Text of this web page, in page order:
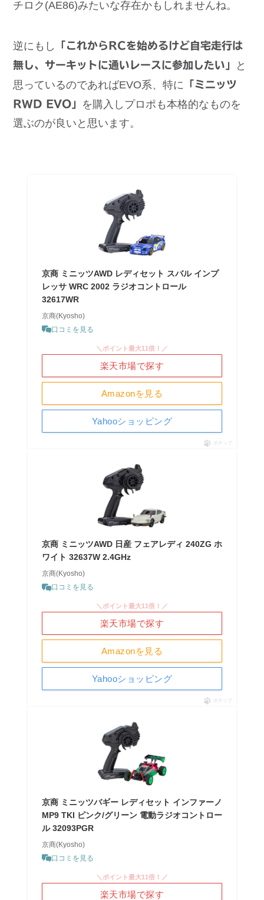
チロク(AE86)みたいな存在かもしれませんね。
逆にもし
「これからRCを始めるけど自宅走行は
無し、サーキットに通いレースに参加したい」
と
思っているのであればEVO系、特に
「ミニッツ
RWD EVO」 を購入しプロポも本格的なものを
選ぶのが良いと思います。
京商 ミニッツAWD レディセット スバル インプ
レッサ WRC 2002 ラジオコントロール
32617WR
京商(Kyosho)
口コミを見る
Amazonを見る
＼ポイント最大11倍！／
楽天市場で探す
Yahooショッピング
ポチップ
京商 ミニッツAWD 日産 フェアレディ 240ZG ホ
ワイト 32637W 2.4GHz
京商(Kyosho)
口コミを見る
Amazonを見る
＼ポイント最大11倍！／
楽天市場で探す
Yahooショッピング
ポチップ
京商 ミニッツバギー レディセット インファーノ
MP9 TKI ピンク/グリーン 電動ラジオコントロー
ル 32093PGR
京商(Kyosho)
口コミを見る
＼ポイント最大11倍！／
楽天市場で探す